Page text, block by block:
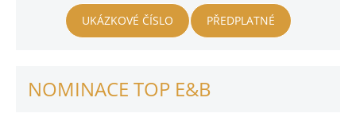
UKÁZKOVÉ ČÍSLO PŘEDPLATNÉ
NOMINACE TOP E&B